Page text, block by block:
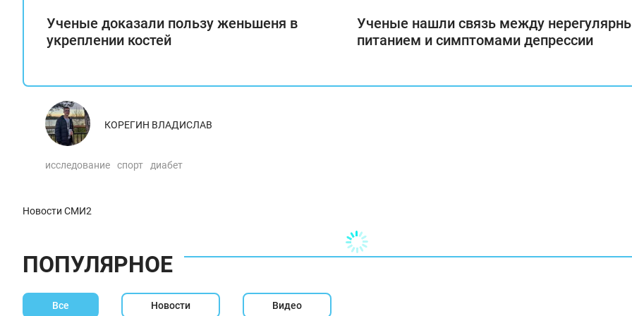
Ученые доказали пользу женьшеня в
укреплении костей
Ученые нашли связь между
питанием и симптомами депрессии
КОРЕГИН ВЛАДИСЛАВ
исследование спорт диабет
Новости СМИ2
ПОПУЛЯРНОЕ
Все Новости Видео